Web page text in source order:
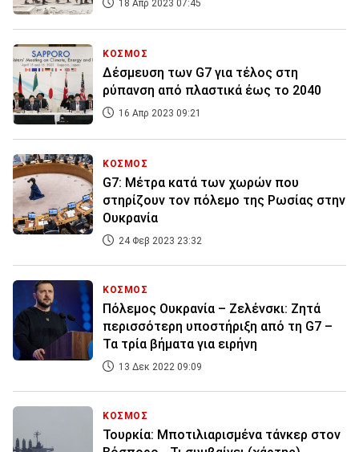
18 Απρ 2023 07:45
ΚΟΣΜΟΣ
Δέσμευση των G7 για τέλος στη
ρύπανση από πλαστικά έως το 2040
16 Απρ 2023 09:21
ΚΟΣΜΟΣ
G7: Μέτρα κατά των χωρών που
στηρίζουν τον πόλεμο της Ρωσίας στην
Ουκρανία
24 Φεβ 2023 23:32
ΚΟΣΜΟΣ
Πόλεμος Ουκρανία – Ζελένσκι: Ζητά
περισσότερη υποστήριξη από τη G7 –
Τα τρία βήματα για ειρήνη
13 Δεκ 2022 09:09
ΚΟΣΜΟΣ
Τουρκία: Μποτιλιαρισμένα τάνκερ στον